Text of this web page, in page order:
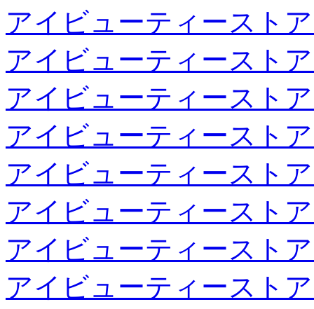
アイビューティースト
アイビューティースト
アイビューティースト
アイビューティースト
アイビューティースト
アイビューティースト
アイビューティースト
アイビューティースト